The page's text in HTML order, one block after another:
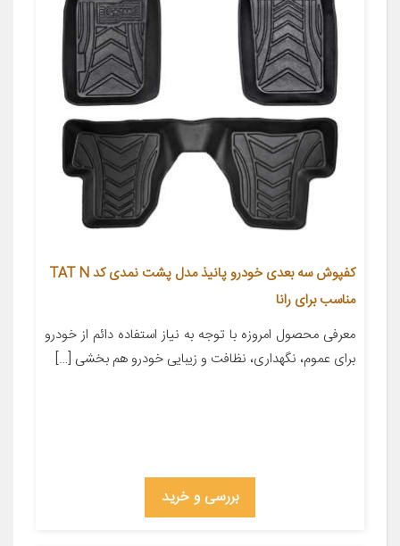
کفپوش سه بعدی خودرو پانیذ مدل پشت نمدی کد TAT N
مناسب برای رانا
معرفی محصول امروزه با توجه به نیاز استفاده دائم از خودرو
برای عموم، نگهداری، نظافت و زیبایی خودرو هم بخشی […]
بررسی و خرید